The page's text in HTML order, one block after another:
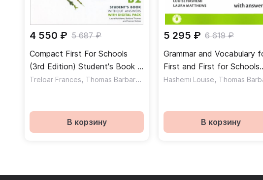
4 550 ₽ 5 687 ₽
Compact First For Schools
(3rd Edition) Student's Book +
Digital Pack without Answers /
Treloar Frances, Thomas Barbara , Matthews Laura
В корзину
5 295 ₽ 6 619 ₽
Grammar and Vocabulary
First and First for Schools.
Book with Answers and
Hashemi Louise, Thomas
В корзину